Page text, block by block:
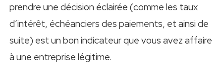
prendre une décision éclairée (comme les taux
d’intérêt, échéanciers des paiements, et ainsi de
suite) est un bon indicateur que vous avez affaire
à une entreprise légitime.